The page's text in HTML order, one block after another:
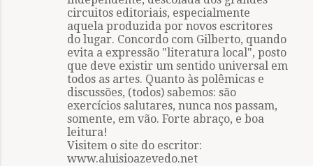
circuitos editoriais, especialmente
aquela produzida por novos escritores
do lugar. Concordo com Gilberto, quando
evita a expressão "literatura local", posto
que deve existir um sentido universal em
todos as artes. Quanto às polêmicas e
discussões, (todos) sabemos: são
exercícios salutares, nunca nos passam,
somente, em vão. Forte abraço, e boa
leitura!
Visitem o site do escritor:
www.aluisioazevedo.net